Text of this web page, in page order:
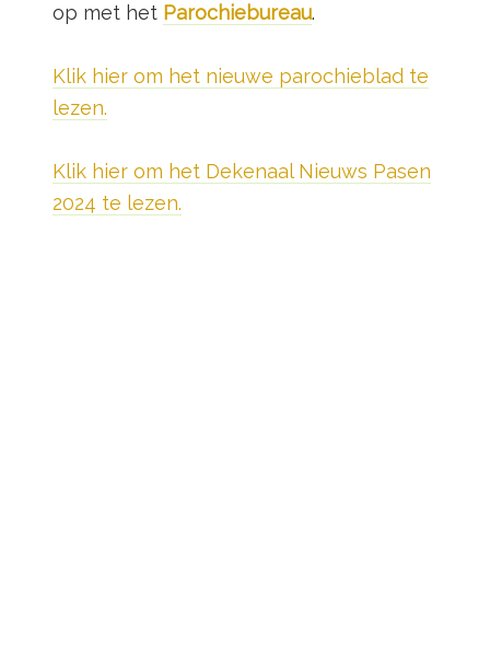
op met het Parochiebureau.
Klik hier om het nieuwe parochieblad te
lezen.
Klik hier om het Dekenaal Nieuws Pasen
2024 te lezen.